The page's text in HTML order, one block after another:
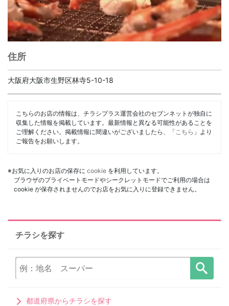
住所
大阪府大阪市生野区林寺5-10-18
こちらのお店の情報は、チラシプラス運営会社のセブンネットが独自に
収集した情報を掲載しています。最新情報と異なる可能性があることを
ご理解ください。掲載情報に間違いがございましたら、「 こちら 」より
ご報告をお願いします。
※お気に入りのお店の保存に cookie を利用しています。
ブラウザのプライベートモードやシークレットモードでご利用の場合は
cookie が保存されませんのでお店をお気に入りに登録できません。
チラシを探す
都道府県からチラシを探す